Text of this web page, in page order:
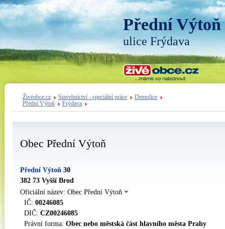
Přední Výtoň
ulice Frýdava
Živéobce.cz Stavebnictví - speciální práce
Demolice
Přední Výtoň
Frýdava
Obec Přední Výtoň
Přední Výtoň 30
382 73 Vyšší Brod
Oficiální název: Obec Přední Výtoň
IČ: 00246085
DIČ: CZ00246085
Právní forma: Obec nebo městská část hlavního města Prahy